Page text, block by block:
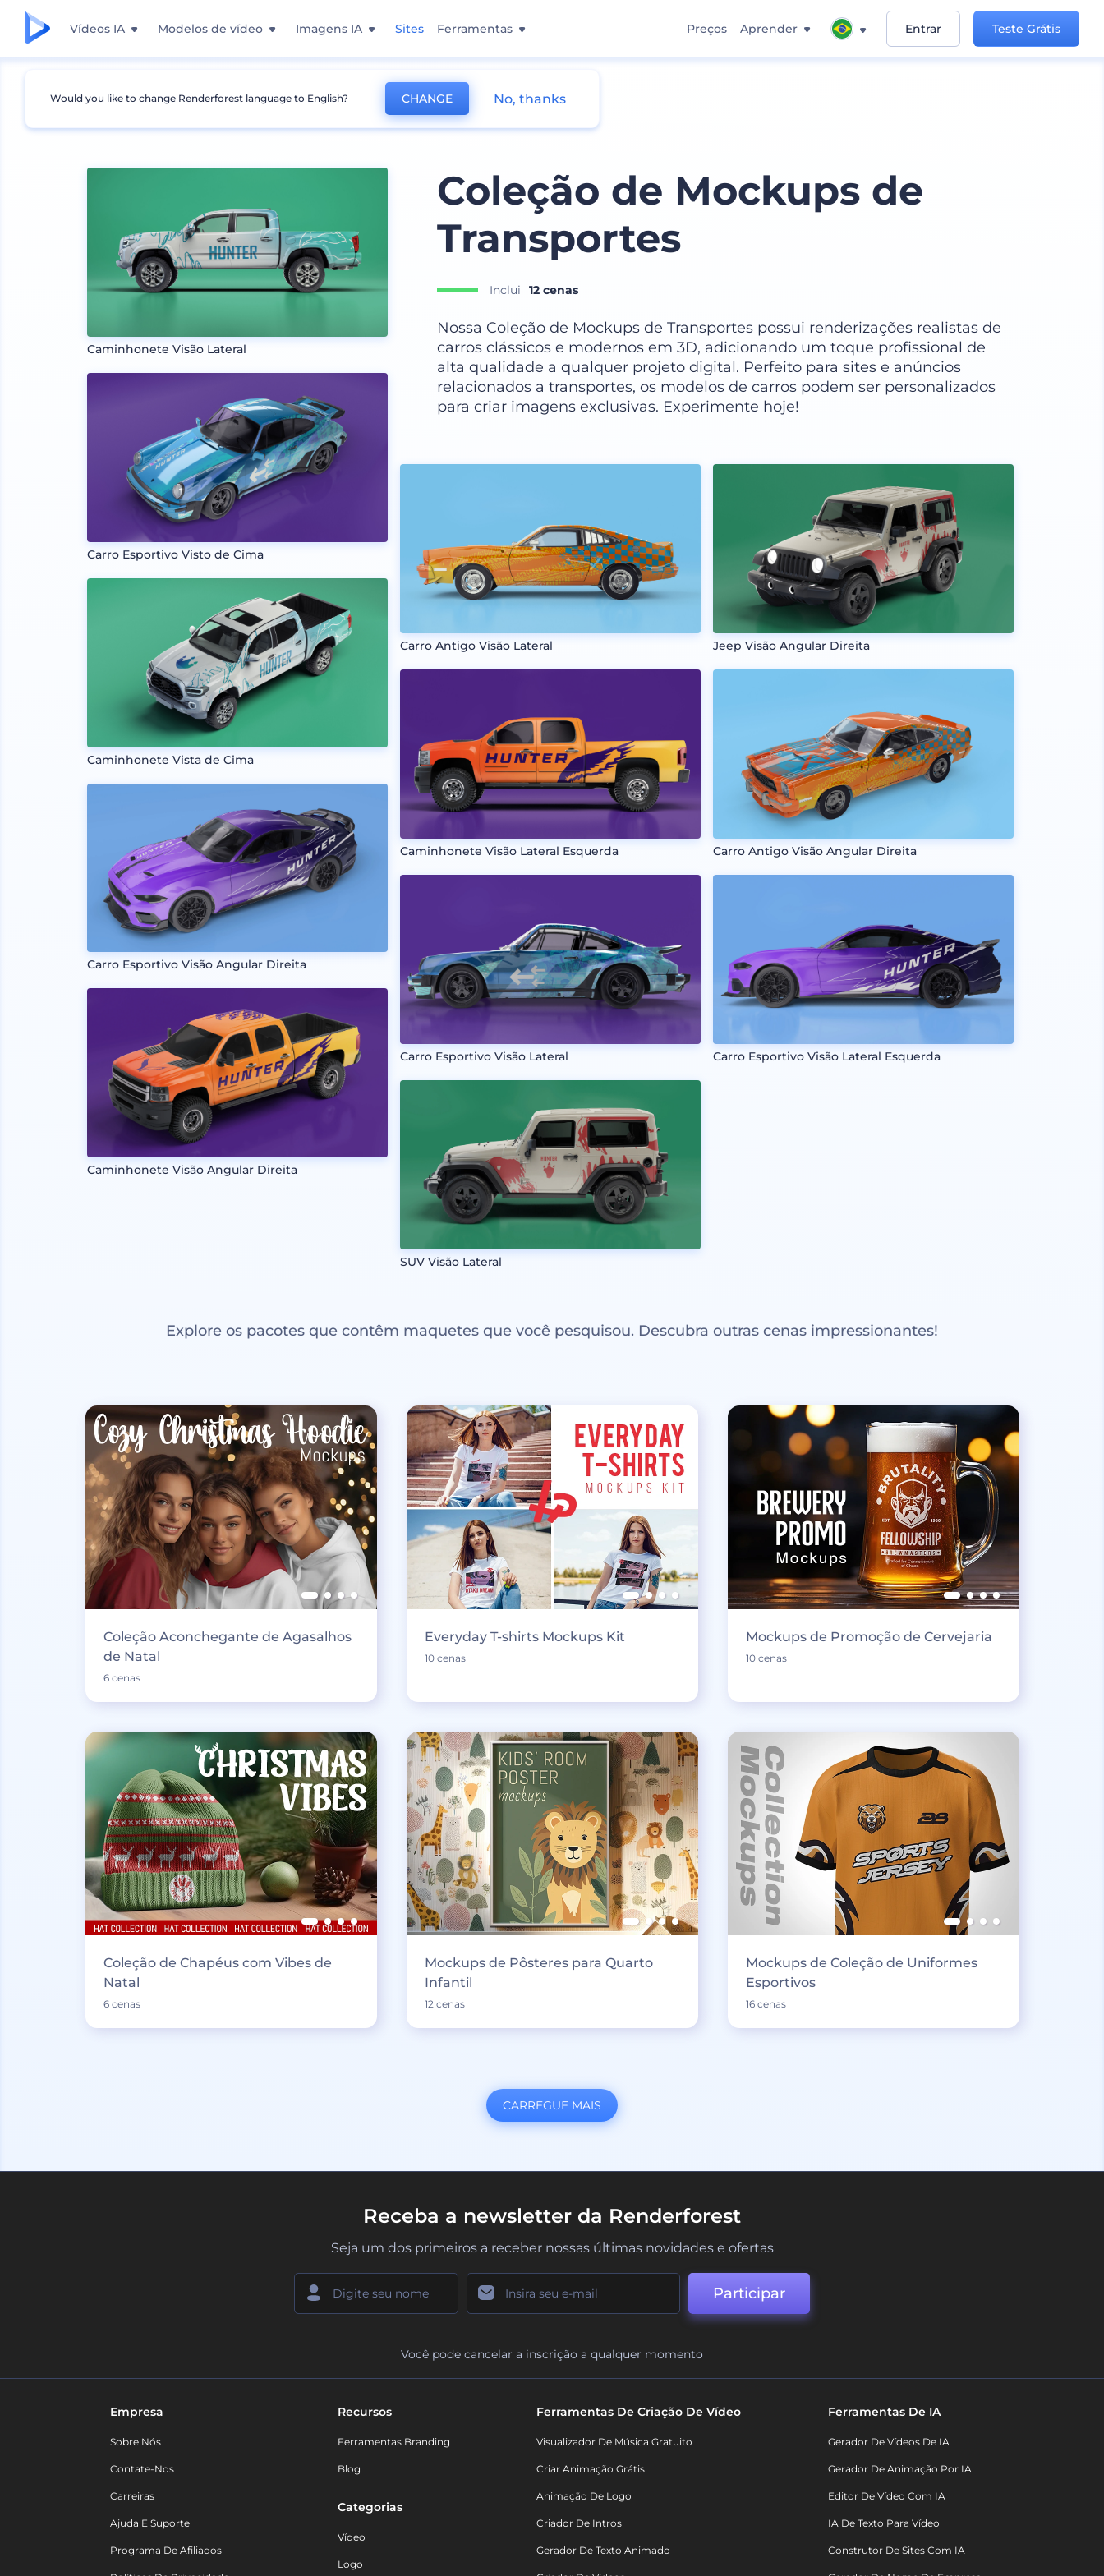
Vídeos IA Modelos de vídeo Imagens IA Sites Ferramentas Preços Aprender Entrar Teste Grátis
Mockups Marca Mockup de Transporte
Caminhonete Visão Lateral
Carro Esportivo Visto de Cima
Caminhonete Vista de Cima
Carro Esportivo Visão Angular Direita
Caminhonete Visão Angular Direita
Coleção de Mockups de
Transportes
Inclui 12 cenas
Nossa Coleção de Mockups de Transportes possui renderizações realistas de
carros clássicos e modernos em 3D, adicionando um toque profissional de
alta qualidade a qualquer projeto digital. Perfeito para sites e anúncios
relacionados a transportes, os modelos de carros podem ser personalizados
para criar imagens exclusivas. Experimente hoje!
Carro Antigo Visão Lateral
Caminhonete Visão Lateral Esquerda
Carro Esportivo Visão Lateral
SUV Visão Lateral
Jeep Visão Angular Direita
Carro Antigo Visão Angular Direita
Carro Esportivo Visão Lateral Esquerda
Explore os pacotes que contêm maquetes que você pesquisou. Descubra outras cenas impressionantes!
Coleção Aconchegante de Agasalhos
de Natal
6 cenas
Everyday T-shirts Mockups Kit
10 cenas
Mockups de Promoção de Cervejaria
10 cenas
Coleção de Chapéus com Vibes de
Natal
6 cenas
Mockups de Pôsteres para Quarto
Infantil
12 cenas
Mockups de Coleção de Uniformes
Esportivos
16 cenas
CARREGUE MAIS
Receba a newsletter da Renderforest
Seja um dos primeiros a receber nossas últimas novidades e ofertas
Participar
Você pode cancelar a inscrição a qualquer momento
Empresa
Sobre Nós
Contate-Nos
Carreiras
Ajuda E Suporte
Programa De Afiliados
Recursos
Ferramentas Branding
Blog
Categorias
Vídeo
Logo
Ferramentas De Criação De Vídeo
Visualizador De Música Gratuito
Criar Animação Grátis
Animação De Logo
Criador De Intros
Gerador De Texto Animado
Ferramentas De IA
Gerador De Vídeos De IA
Gerador De Animação Por IA
Editor De Vídeo Com IA
IA De Texto Para Vídeo
Construtor De Sites Com IA
Would you like to change Renderforest language to English? CHANGE No, thanks